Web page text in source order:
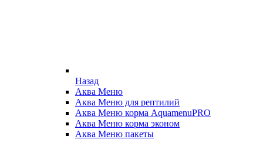
Назад
Аква Меню
Аква Меню для рептилий
Аква Меню корма AquamenuPRO
Аква Меню корма эконом
Аква Меню пакеты